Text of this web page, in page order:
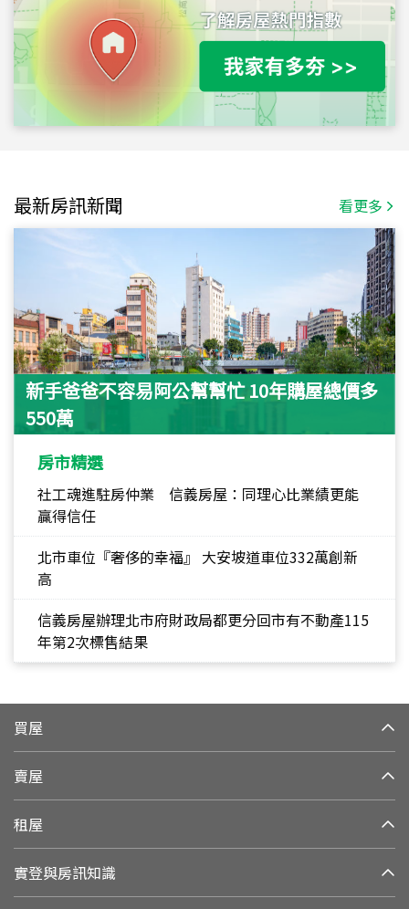
最新房訊新聞 看更多
新手爸爸不容易阿公幫幫忙 10年購屋總價多
550萬
房市精選
社工魂進駐房仲業 信義房屋：同理心比業績更能
贏得信任
北市車位『奢侈的幸福』 大安坡道車位332萬創新
高
信義房屋辦理北市府財政局都更分回市有不動產115
年第2次標售結果
買屋
賣屋
租屋
實登與房訊知識